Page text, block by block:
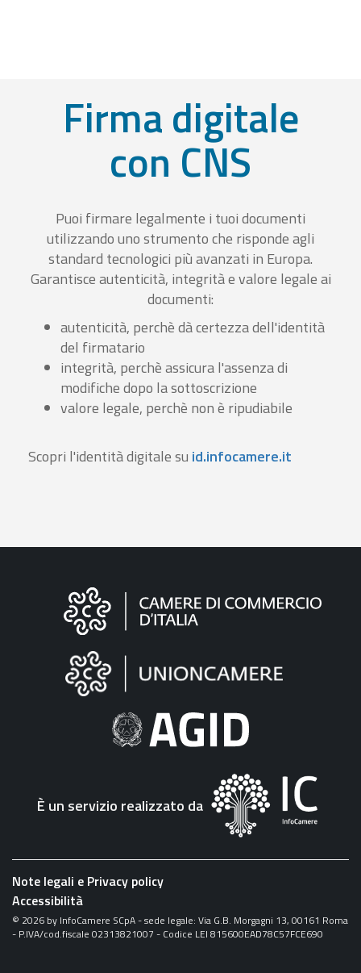
Firma digitale
con CNS
Puoi firmare legalmente i tuoi documenti
utilizzando uno strumento che risponde agli
standard tecnologici più avanzati in Europa.
Garantisce autenticità, integrità e valore legale ai
documenti:
autenticità, perchè dà certezza dell'identità
del firmatario
integrità, perchè assicura l'assenza di
modifiche dopo la sottoscrizione
valore legale, perchè non è ripudiabile
Scopri l'identità digitale su id.infocamere.it
Informazioni
"Fattura
Elettronica"
È un servizio realizzato da
Note legali e Privacy policy
Accessibilità
© 2026 by InfoCamere SCpA - sede legale: Via G.B. Morgagni 13, 00161 Roma
- P.IVA/cod.fiscale 02313821007 - Codice LEI 815600EAD78C57FCE690